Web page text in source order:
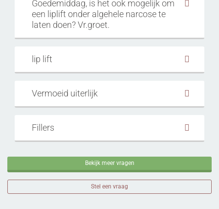
Goedemiddag, is het ook mogelijk om
een liplift onder algehele narcose te
laten doen? Vr.groet.
lip lift
Vermoeid uiterlijk
Fillers
Bekijk meer vragen
Stel een vraag